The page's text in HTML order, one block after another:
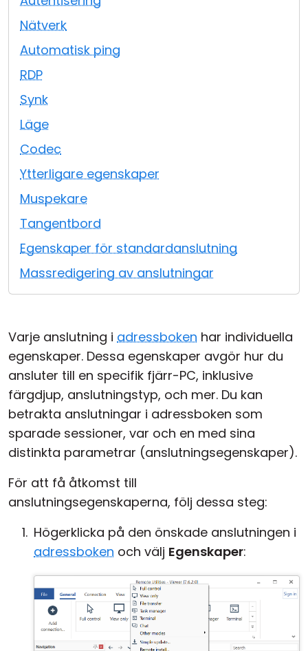
Nätverk
Automatisk ping
RDP
Synk
Läge
Codec
Ytterligare egenskaper
Muspekare
Tangentbord
Egenskaper för standardanslutning
Massredigering av anslutningar
Varje anslutning i adressboken har individuella
egenskaper. Dessa egenskaper avgör hur du
ansluter till en specifik fjärr-PC, inklusive
färgdjup, anslutningstyp, och mer. Du kan
betrakta anslutningar i adressboken som
sparade sessioner, var och en med sina
distinkta parametrar (anslutningsegenskaper).
För att få åtkomst till
anslutningsegenskaperna, följ dessa steg:
Högerklicka på den önskade anslutningen i
adressboken och välj Egenskaper:
Moln & Lokal installation